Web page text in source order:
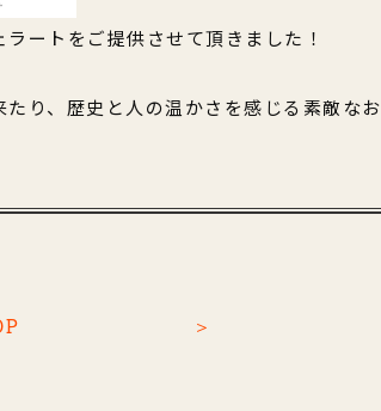
ートをご提供させて頂きました！
り、歴史と人の温かさを感じる素敵なお
＞